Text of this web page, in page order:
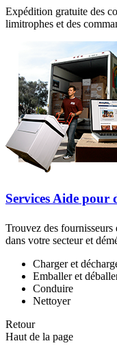
Expédition gratuite des
limitrophes et des
Services Aide pour
Trouvez des
dans votre secteur et
Charger et
Emballer et
Conduire
Nettoyer
Retour
Haut de la page